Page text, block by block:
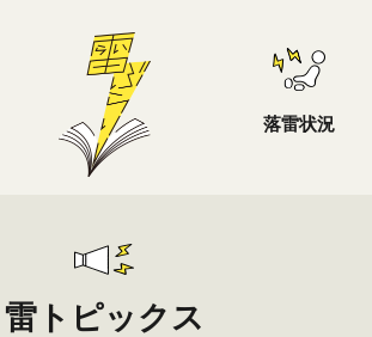
落雷状況
雷トピックス